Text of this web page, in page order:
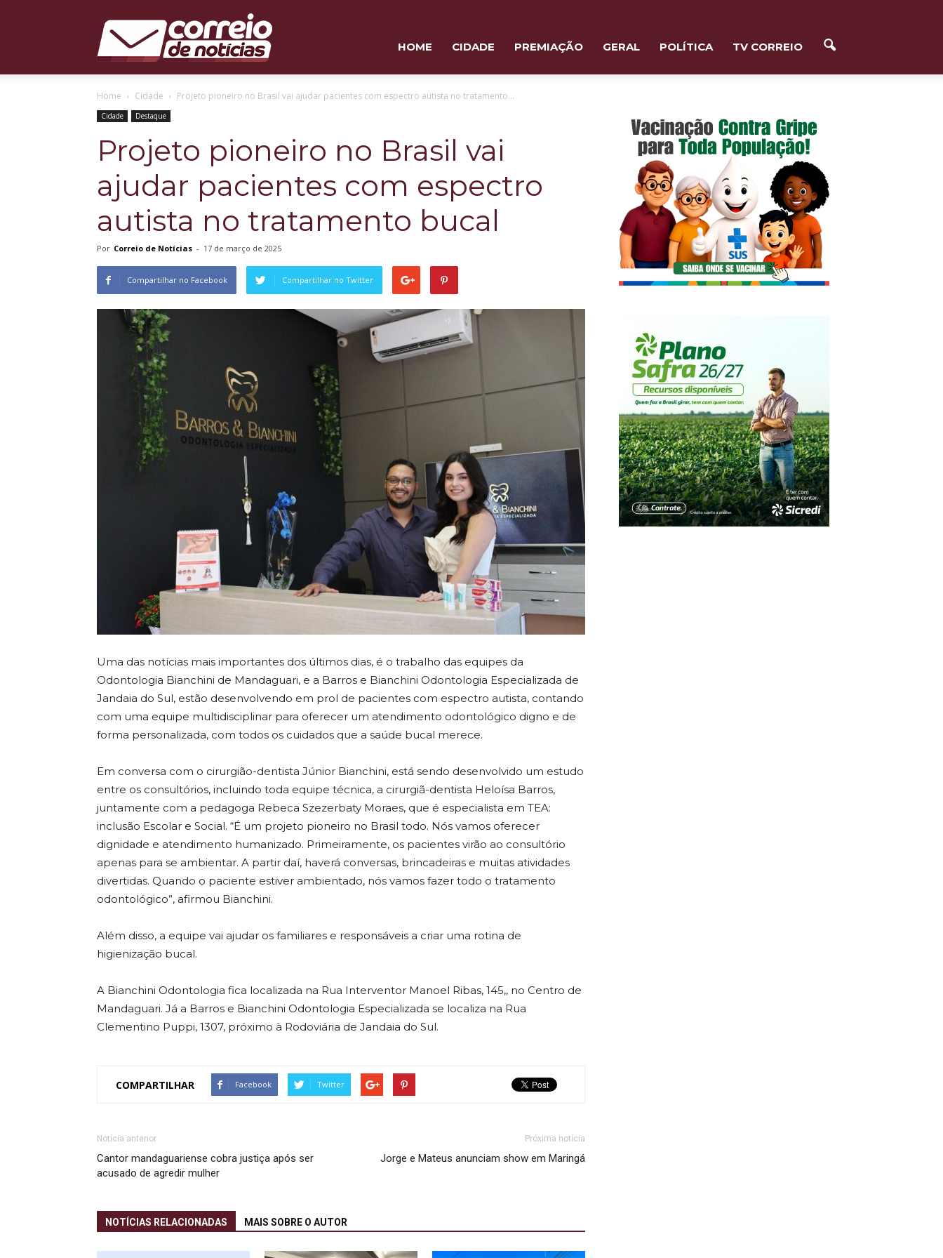
Correio
Notícias
HOME CIDADE PREMIAÇÃO GERAL POLÍTICA TV CORREIO
Home Cidade Projeto pioneiro no Brasil vai ajudar pacientes com espectro autista no tratamento...
Cidade Destaque
Projeto pioneiro no Brasil vai
ajudar pacientes com espectro
autista no tratamento bucal
Por Correio de Notícias - 17 de março de 2025
Compartilhar no Facebook Compartilhar no Twitter
Uma das notícias mais importantes dos últimos dias, é o trabalho das equipes da
Odontologia Bianchini de Mandaguari, e a Barros e Bianchini Odontologia Especializada de
Jandaia do Sul, estão desenvolvendo em prol de pacientes com espectro autista, contando
com uma equipe multidisciplinar para oferecer um atendimento odontológico digno e de
forma personalizada, com todos os cuidados que a saúde bucal merece.
Em conversa com o cirurgião-dentista Júnior Bianchini, está sendo desenvolvido um estudo
entre os consultórios, incluindo toda equipe técnica, a cirurgiã-dentista Heloísa Barros,
juntamente com a pedagoga Rebeca Szezerbaty Moraes, que é especialista em TEA:
inclusão Escolar e Social. “É um projeto pioneiro no Brasil todo. Nós vamos oferecer
dignidade e atendimento humanizado. Primeiramente, os pacientes virão ao consultório
apenas para se ambientar. A partir daí, haverá conversas, brincadeiras e muitas atividades
divertidas. Quando o paciente estiver ambientado, nós vamos fazer todo o tratamento
odontológico”, afirmou Bianchini.
Além disso, a equipe vai ajudar os familiares e responsáveis a criar uma rotina de
higienização bucal.
A Bianchini Odontologia fica localizada na Rua Interventor Manoel Ribas, 145,, no Centro de
Mandaguari. Já a Barros e Bianchini Odontologia Especializada se localiza na Rua
Clementino Puppi, 1307, próximo à Rodoviária de Jandaia do Sul.
COMPARTILHAR Facebook Twitter
Notícia anterior
Cantor mandaguariense cobra justiça após ser
acusado de agredir mulher
Próxima notícia
Jorge e Mateus anunciam show em Maringá
NOTÍCIAS RELACIONADAS MAIS SOBRE O AUTOR